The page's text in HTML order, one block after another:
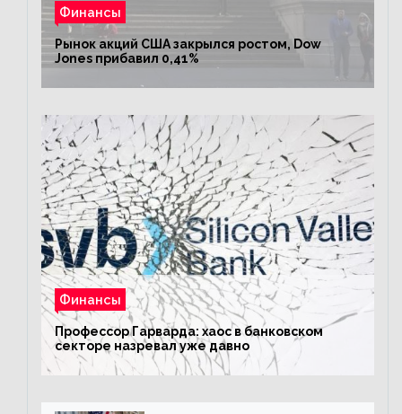
Финансы
Рынок акций США закрылся ростом, Dow
Jones прибавил 0,41%
Финансы
Профессор Гарварда: хаос в банковском
секторе назревал уже давно